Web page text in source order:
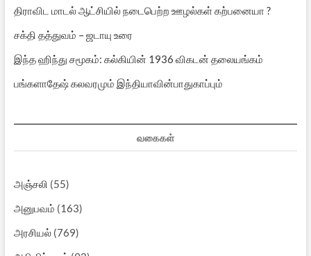
திராவிட மாடல் ஆட்சியில் நடைபெற்ற ஊழல்கள் கற்பனையா ?
சக்தி தத்துவம் – ஜடாயு உரை
இந்த ஹிந்து சமூகம்: கல்கியின் 1936 விகடன் தலையங்கம்
பங்களாதேஷ் கலவரமும் இந்தியாவின்பாதுகாப்பும்
வகைகள்
அஞ்சலி (55)
அனுபவம் (163)
அரசியல்(769)